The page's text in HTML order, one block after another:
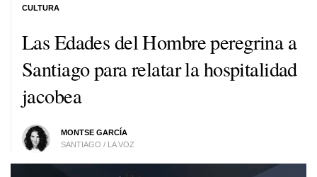
Las Edades del Hombre peregrina a
Santiago para relatar la hospitalidad
jacobea
MONTSE GARCÍA
SANTIAGO / LA VOZ
CULTURA